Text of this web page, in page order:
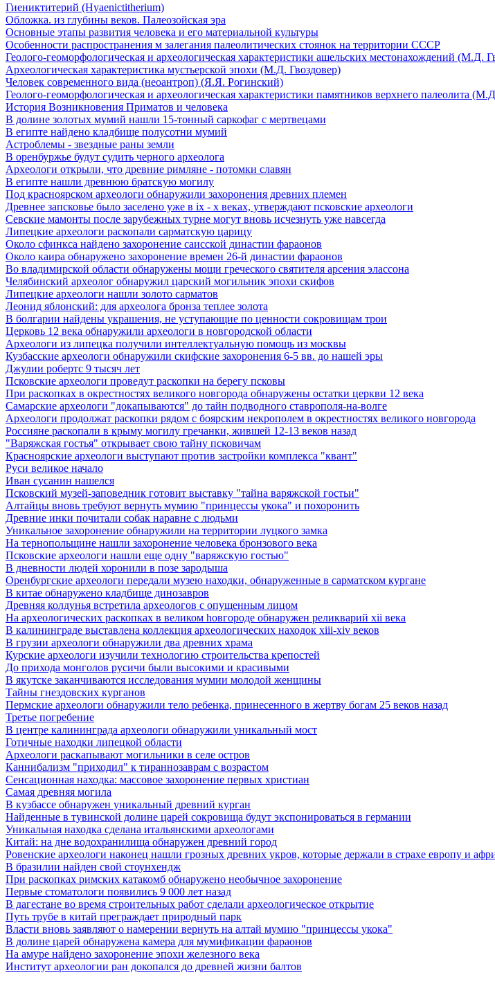
Гиениктитерий (Hyaenictitherium)
Обложка. из глубины веков. Палеозойская эра
Основные этапы развития человека и его материальной культуры
Особенности распространения м залегания палеолитических стоянок на территории СССР
Геолого-геоморфологическая и археологическая характеристики ашельских местонахождений (М.Д.
Археологическая характеристика мустьерской эпохи (М.Д. Гвоздовер)
Человек современного вида (неоантроп) (Я.Я. Рогинский)
Геолого-геоморфологическая и археологическая характеристики памятников верхнего палеолита
История Возникновения Приматов и человека
В долине золотых мумий нашли 15-тонный саркофаг с мертвецами
В египте найдено кладбище полусотни мумий
Астроблемы - звездные раны земли
В оренбуржье будут судить черного археолога
Археологи открыли, что древние римляне - потомки славян
В египте нашли древнюю братскую могилу
Под красноярском археологи обнаружили захоронения древних племен
Древнее запсковье было заселено уже в ix - x веках, утверждают псковские археологи
Севские мамонты после зарубежных турне могут вновь исчезнуть уже навсегда
Липецкие археологи раскопали сарматскую царицу
Около сфинкса найдено захоронение саисской династии фараонов
Около каира обнаружено захоронение времен 26-й династии фараонов
Во владимирской области обнаружены мощи греческого святителя арсения элассона
Челябинский археолог обнаружил царский могильник эпохи скифов
Липецкие археологи нашли золото сарматов
Леонид яблонский: для археолога бронза теплее золота
В болгарии найдены украшения, не уступающие по ценности сокровищам трои
Церковь 12 века обнаружили археологи в новгородской области
Археологи из липецка получили интеллектуальную помощь из москвы
Кузбасские археологи обнаружили скифские захоронения 6-5 вв. до нашей эры
Джулии робертс 9 тысяч лет
Псковские археологи проведут раскопки на берегу псковы
При раскопках в окрестностях великого новгорода обнаружены остатки церкви 12 века
Самарские археологи "докапываются" до тайн подводного ставрополя-на-волге
Археологи продолжат раскопки рядом с боярским некрополем в окрестностях великого новгорода
Россияне раскопали в крыму могилу гречанки, жившей 12-13 веков назад
"Варяжская гостья" открывает свою тайну псковичам
Красноярские археологи выступают против застройки комплекса "квант"
Руси великое начало
Иван сусанин нашелся
Псковский музей-заповедник готовит выставку "тайна варяжской гостьи"
Алтайцы вновь требуют вернуть мумию "принцессы укока" и похоронить
Древние инки почитали собак наравне с людьми
Уникальное захоронение обнаружили на территории луцкого замка
На тернопольщине нашли захоронение человека бронзового века
Псковские археологи нашли еще одну "варяжскую гостью"
В дневности людей хоронили в позе зародыша
Оренбургские археологи передали музею находки, обнаруженные в сарматском кургане
В китае обнаружено кладбище динозавров
Древняя колдунья встретила археологов с опущенным лицом
Hа археологических раскопках в великом hовгороде обнаружен реликварий xii века
В калининграде выставлена коллекция археологических находок xiii-xiv веков
В грузии археологи обнаружили два древних храма
Курские археологи изучили технологию строительства крепостей
До прихода монголов русичи были высокими и красивыми
В якутске заканчиваются исследования мумии молодой женщины
Тайны гнездовских курганов
Пермские археологи обнаружили тело ребенка, принесенного в жертву богам 25 веков назад
Третье погребение
В центре калининграда археологи обнаружили уникальный мост
Готичные находки липецкой области
Археологи раскапывают могильники в селе остров
Каннибализм "приходил" к тираннозаврам с возрастом
Сенсационная находка: массовое захоронение первых христиан
Самая древняя могила
В кузбассе обнаружен уникальный древний курган
Найденные в тувинской долине царей сокровища будут экспонироваться в германии
Уникальная находка сделана итальянскими археологами
Китай: на дне водохранилища обнаружен древний город
Ровенские археологи наконец нашли грозных древних укров, которые держали в страхе европу и
В бразилии найден свой стоунхендж
При раскопках римских катакомб обнаружено необычное захоронение
Первые стоматологи появились 9 000 лет назад
В дагестане во время строительных работ сделали археологическое открытие
Путь трубе в китай преграждает природный парк
Власти вновь заявляют о намерении вернуть на алтай мумию "принцессы укока"
В долине царей обнаружена камера для мумификации фараонов
На амуре найдено захоронение эпохи железного века
Институт археологии ран докопался до древней жизни балтов